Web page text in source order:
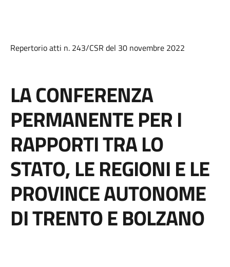
Repertorio atti n. 243/CSR del 30 novembre 2022
LA CONFERENZA
PERMANENTE PER I
RAPPORTI TRA LO
STATO, LE REGIONI E LE
PROVINCE AUTONOME
DI TRENTO E BOLZANO